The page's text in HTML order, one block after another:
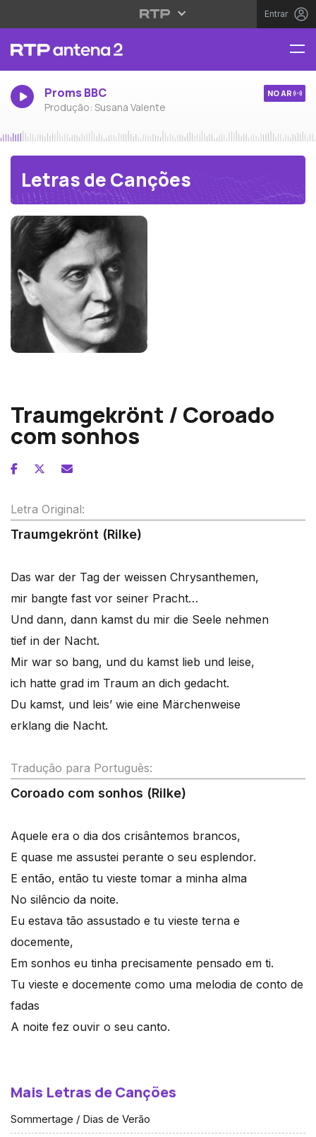
Entrar
Proms BBC
Produção: Susana Valente
NO AR
Letras de Canções
Traumgekrönt / Coroado
com sonhos
Letra Original:
Traumgekrönt (Rilke)
Das war der Tag der weissen Chrysanthemen,
mir bangte fast vor seiner Pracht…
Und dann, dann kamst du mir die Seele nehmen
tief in der Nacht.
Mir war so bang, und du kamst lieb und leise,
ich hatte grad im Traum an dich gedacht.
Du kamst, und leis’ wie eine Märchenweise
erklang die Nacht.
Tradução para Português:
Coroado com sonhos (Rilke)
Aquele era o dia dos crisântemos brancos,
E quase me assustei perante o seu esplendor.
E então, então tu vieste tomar a minha alma
No silêncio da noite.
Eu estava tão assustado e tu vieste terna e
docemente,
Em sonhos eu tinha precisamente pensado em ti.
Tu vieste e docemente como uma melodia de conto de
fadas
A noite fez ouvir o seu canto.
Mais Letras de Canções
Sommertage / Dias de Verão